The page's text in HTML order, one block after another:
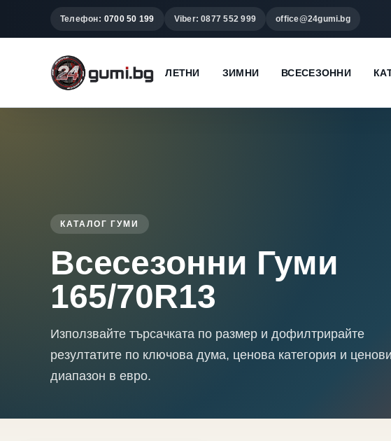
Телефон: 0700 50 199 Viber: 0877 552 999 office@24gumi.bg
ЛЕТНИ ЗИМНИ ВСЕСЕЗОННИ
КАТАЛОГ ГУМИ
Всесезонни Гуми
165/70R13
Използвайте търсачката по размер и дофилтрирайте
резултатите по ключова дума, ценова категория и ценови
диапазон в евро.